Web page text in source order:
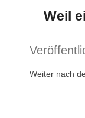
Weil
Weiter nach